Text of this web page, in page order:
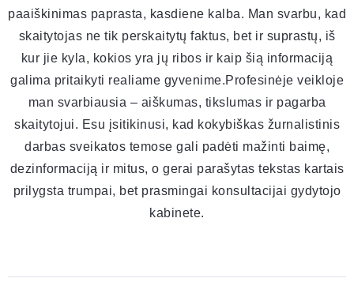
paaiškinimas paprasta, kasdiene kalba. Man svarbu, kad
skaitytojas ne tik perskaitytų faktus, bet ir suprastų, iš
kur jie kyla, kokios yra jų ribos ir kaip šią informaciją
galima pritaikyti realiame gyvenime.Profesinėje veikloje
man svarbiausia – aiškumas, tikslumas ir pagarba
skaitytojui. Esu įsitikinusi, kad kokybiškas žurnalistinis
darbas sveikatos temose gali padėti mažinti baimę,
dezinformaciją ir mitus, o gerai parašytas tekstas kartais
prilygsta trumpai, bet prasmingai konsultacijai gydytojo
kabinete.